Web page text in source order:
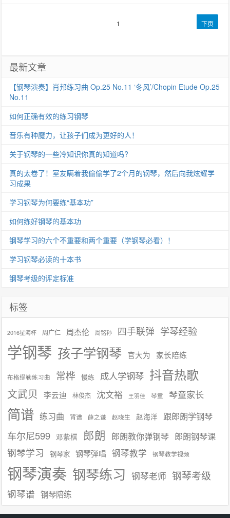
航
1
下页
最新文章
【钢琴演奏】肖邦练习曲 Op.25 No.11 ‘冬风’/Chopin Etude Op.25
No.11
如何正确有效的练习钢琴
音乐有种魔力，让孩子们成为更好的人！
关于钢琴的一些冷知识你真的知道吗?
真的太卷了！室友瞒着我偷偷学了2个月的钢琴，然后向我炫耀学
习成果
学习钢琴为何要练“基本功”
如何练好钢琴的基本功
钢琴学习的六个不重要和两个重要（学钢琴必看）！
学习钢琴必读的十本书
钢琴考级的评定标准
标签
2016星海杯 周广仁 周杰伦 周铭孙 四手联弹 学琴经验
学钢琴 孩子学钢琴 官大为 家长陪练
布格缪勒练习曲 常桦 慢练 成人学钢琴 抖音热歌
文武贝 李云迪 林俊杰 沈文裕 王羽佳 琴童 琴童家长
简谱 练习曲 背谱 薛之谦 赵晓生 赵海洋 跟郎朗学钢琴
车尔尼599 邓紫棋 郎朗 郎朗教你弹钢琴 郎朗钢琴课
钢琴学习 钢琴家 钢琴弹唱 钢琴教学 钢琴教学视频
钢琴演奏 钢琴练习 钢琴老师 钢琴考级
钢琴谱 钢琴陪练